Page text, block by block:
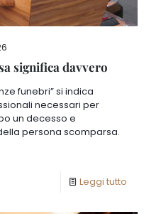
significa davvero
funebri” si indica
necessari per
un decesso e
persona scomparsa.
Leggi tutto